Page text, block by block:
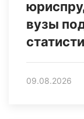
вузы
09.08.2026